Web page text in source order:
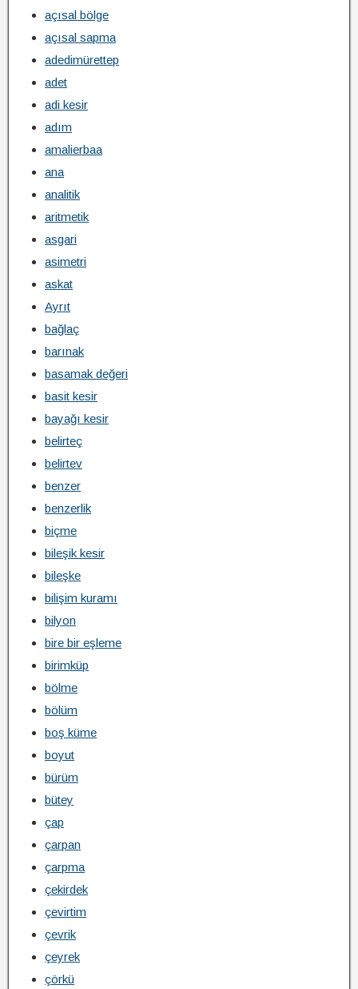
açısal bölge
açısal sapma
adedimürettep
adet
adi kesir
adım
amalierbaa
ana
analitik
aritmetik
asgari
asimetri
askat
Ayrıt
bağlaç
barınak
basamak değeri
basit kesir
bayağı kesir
belirteç
belirtev
benzer
benzerlik
biçme
bileşik kesir
bileşke
bilişim kuramı
bilyon
bire bir eşleme
birimküp
bölme
bölüm
boş küme
boyut
bürüm
bütey
çap
çarpan
çarpma
çekirdek
çevirtim
çevrik
çeyrek
çörkü